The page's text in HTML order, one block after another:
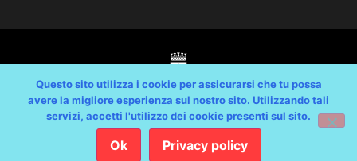
Copyright © Comune di Trieste – partita Iva 00210240321 – tutti i diritti
Feedback/ Dichiarazione Accessibilità AGID
Questo sito utilizza i cookie per assicurarsi che tu possa
avere la migliore esperienza sul nostro sito. Utilizzando tali
servizi, accetti l'utilizzo dei cookie presenti sul sito.
Ok Privacy policy